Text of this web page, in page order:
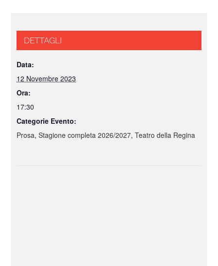
DETTAGLI
Data:
12 Novembre 2023
Ora:
17:30
Categorie Evento:
Prosa,Stagione completa 2026/2027,Teatro della Regina